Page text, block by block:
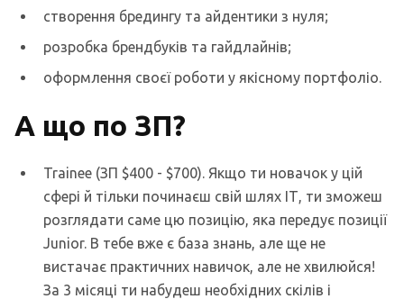
створення бредингу та айдентики з нуля;
розробка брендбуків та гайдлайнів;
оформлення своєї роботи у якісному портфоліо.
А що по ЗП?
Trainee (ЗП $400 - $700). Якщо ти новачок у цій
сфері й тільки починаєш свій шлях ІТ, ти зможеш
розглядати саме цю позицію, яка передує позиції
Junior. В тебе вже є база знань, але ще не
вистачає практичних навичок, але не хвилюйся!
За 3 місяці ти набудеш необхідних скілів і